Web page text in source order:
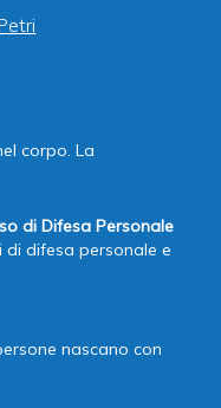
corpo. La
di Difesa Personale
di difesa personale e
nascano con